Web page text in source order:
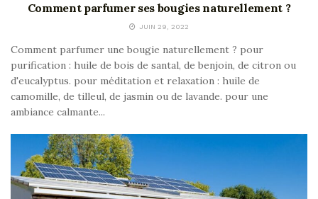
Comment parfumer ses bougies naturellement ?
JUIN 29, 2022
Comment parfumer une bougie naturellement ? pour
purification : huile de bois de santal, de benjoin, de citron ou
d'eucalyptus. pour méditation et relaxation : huile de
camomille, de tilleul, de jasmin ou de lavande. pour une
ambiance calmante...